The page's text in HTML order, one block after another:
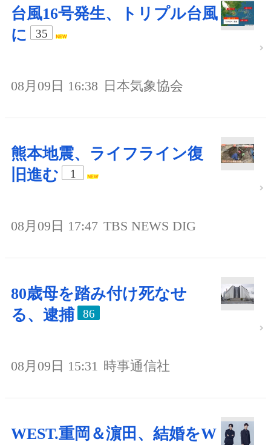
台風16号発生、トリプル台風
に
35
08月09日 16:38 日本気象協会
熊本地震、ライフライン復
旧進む
1
08月09日 17:47 TBS NEWS DIG
80歳母を踏み付け死なせ
る、逮捕
86
08月09日 15:31 時事通信社
WEST.重岡＆濵田、結婚をW